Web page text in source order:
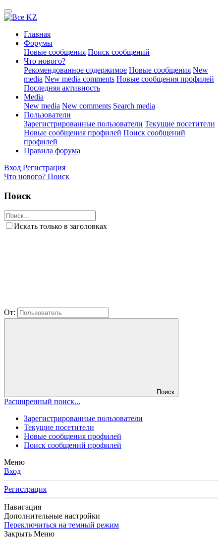
Главная
Форумы
Новые сообщения Поиск сообщений
Что нового?
Рекомендованное содержимое Новые сообщения New
media New media comments Новые сообщения профилей
Последняя активность
Media
New media New comments Search media
Пользователи
Зарегистрированные пользователи Текущие посетители
Новые сообщения профилей Поиск сообщений
профилей
Правила форума
Вход Регистрация
Что нового? Поиск
Поиск
Искать только в заголовках
От:
Поиск
Расширенный поиск...
Зарегистрированные пользователи
Текущие посетители
Новые сообщения профилей
Поиск сообщений профилей
Меню
Вход
Регистрация
Навигация
Дополнительные настройки
Переключиться на темный режим
Закрыть Меню